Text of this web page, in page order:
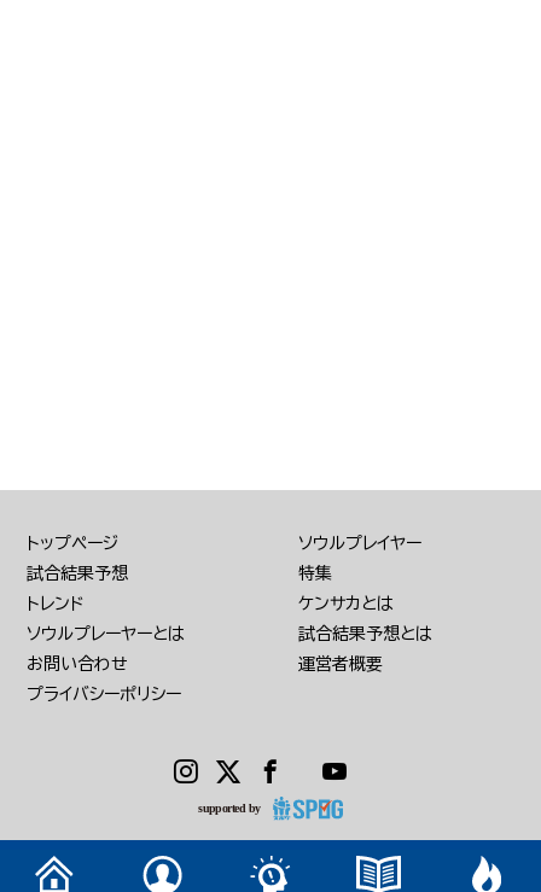
トップページ
ソウルプレイヤー
試合結果予想
特集
トレンド
ケンサカとは
ソウルプレーヤーとは
試合結果予想とは
お問い合わせ
運営者概要
プライバシーポリシー